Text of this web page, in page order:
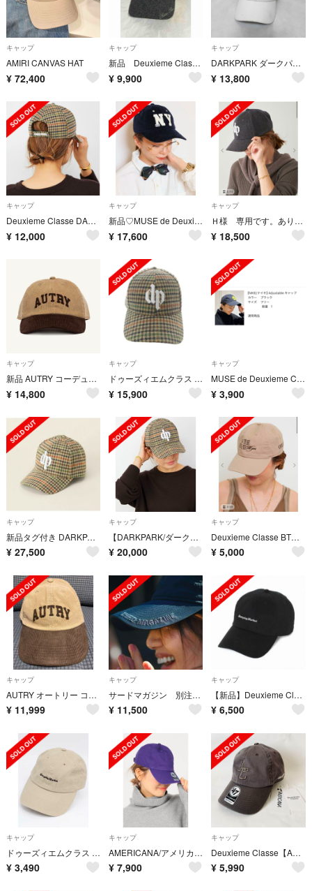
キャップ
AMIRI CANVAS HAT
¥ 72,400
キャップ
新品 Deuxieme Classe BTN New York キャップグレー
¥ 9,900
キャップ
DARKPARK ダークパーク キャップ ドゥーズィエムクラス
¥ 13,800
キャップ
Deuxieme Classe DARKPARK ダークパーク キャップ
¥ 12,000
キャップ
新品♡MUSE de DeuxiemeClass♡ポロラルフローレンNY CAP
¥ 17,600
キャップ
Ｈ様 専用です。ありがとうございます！
¥ 18,500
キャップ
新品 AUTRY コーデュロイキャップ ベージュxブラウン
¥ 14,800
キャップ
ドゥーズィエムクラス ダークパーク 24AW CHECK ブラウン
¥ 15,900
キャップ
MUSE de Deuxieme Classe NIKEナイキ キャップ
¥ 3,900
キャップ
新品タグ付き DARKPARK Check baseball cap
¥ 27,500
キャップ
【DARKPARK/ダークパーク】CHECK BASEBALL CAP
¥ 20,000
キャップ
Deuxieme Classe BTN Logo Cap
¥ 5,000
キャップ
AUTRY オートリー コーデュロイキャップ
¥ 11,999
キャップ
サードマガジン 別注 VERYコラボ NEW ERA キャップ CAP
¥ 11,500
キャップ
【新品】Deuxieme Classe SKIN/スキン CAP
¥ 6,500
キャップ
ドゥーズィエムクラス EVERYDAY MARKET SKIN/キャップ レディース モカベージュ【中古】【新入荷】 †
¥ 3,490
キャップ
AMERICANA/アメリカーナ SIDE AC CAP PURPLE
¥ 7,900
キャップ
Deuxieme Classe【AMERICANA/アメリカーナ】 AC CAP
¥ 5,990